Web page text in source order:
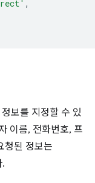
,
보를 지정할 수 있
이름, 전화번호, 프
청된 정보는